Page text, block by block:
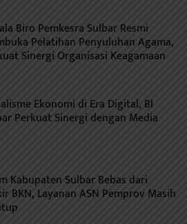
Biro Pemkesra Sulbar Resmi
Pelatihan Penyuluhan Agama,
Sinergi Organisasi Keagamaan
Ekonomi di Era Digital, BI
Perkuat Sinergi dengan Media
Kabupaten Sulbar Bebas dari
BKN, Layanan ASN Pemprov Masih